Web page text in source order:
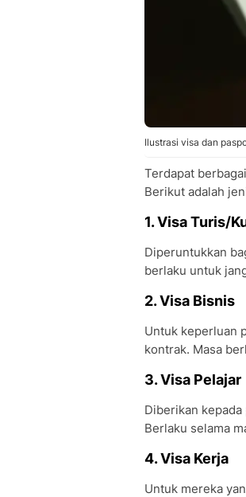
Ilustrasi visa dan
Terdapat
Berikut adalah
1. Visa Turis/
Diperuntukkan
berlaku untuk
2. Visa Bisnis
Untuk keperluan
kontrak. Masa
3. Visa Pelajar
Diberikan
Berlaku selama
4. Visa Kerja
Untuk mereka